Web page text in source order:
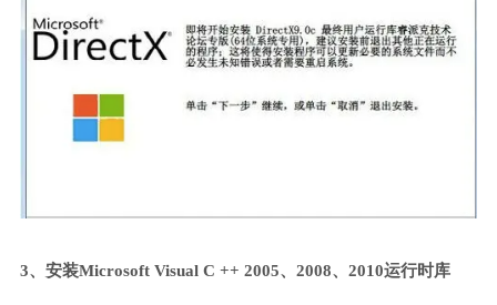
3、安装Microsoft Visual C ++ 2005、2008、2010运行时库